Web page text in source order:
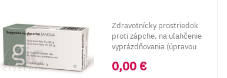
Zdravotnícky prostriedok
proti zápche, na uľahčenie
vyprázdňovania (úpravou
0,00 €